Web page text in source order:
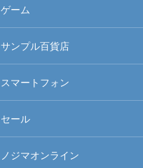
ゲーム
サンプル百貨店
スマートフォン
セール
ノジマオンライン